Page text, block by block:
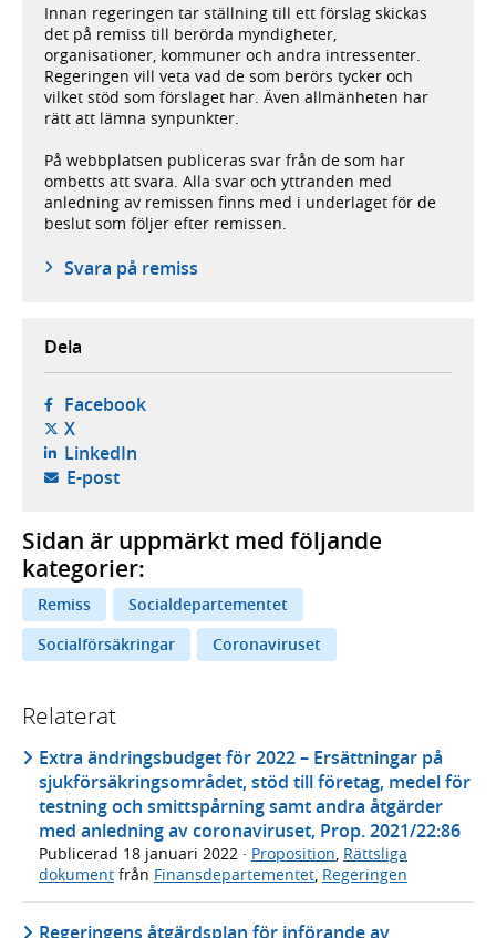
Innan regeringen tar ställning till ett förslag skickas
det på remiss till berörda myndigheter,
organisationer, kommuner och andra intressenter.
Regeringen vill veta vad de som berörs tycker och
vilket stöd som förslaget har. Även allmänheten har
rätt att lämna synpunkter.
På webbplatsen publiceras svar från de som har
ombetts att svara. Alla svar och yttranden med
anledning av remissen finns med i underlaget för de
beslut som följer efter remissen.
Svara på remiss
Dela
Facebook- öppnas i ny flik, extern webbplats,
X- öppnas i ny flik, extern webbplats,
LinkedIn- öppnas i ny flik, extern webbplats,
E-post- öppnar din e-postklient,
Sidan är uppmärkt med följande
kategorier:
Remiss
Socialdepartementet
Socialförsäkringar
Coronaviruset
Relaterat
Extra ändringsbudget för 2022 – Ersättningar på
sjukförsäkringsområdet, stöd till företag, medel för
testning och smittspårning samt andra åtgärder
med anledning av coronaviruset, Prop. 2021/22:86
Publicerad 18 januari 2022 · Proposition, Rättsliga
dokument från Finansdepartementet, Regeringen
Regeringens åtgärdsplan för införande av